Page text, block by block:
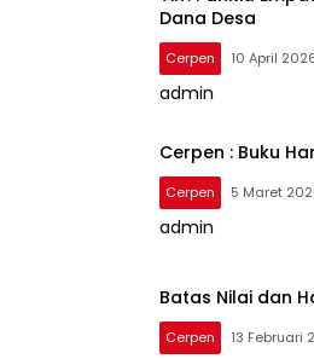
Dana Desa
Cerpen 10 April
admin
Cerpen : Buku
Cerpen 5 Maret
admin
Batas Nilai dan
Cerpen 13 Februari